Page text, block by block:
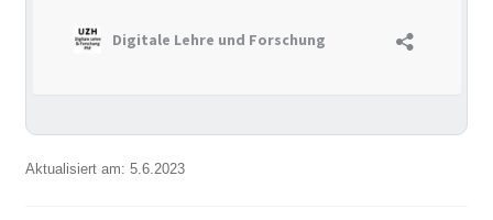
Aktualisiert am: 5.6.2023